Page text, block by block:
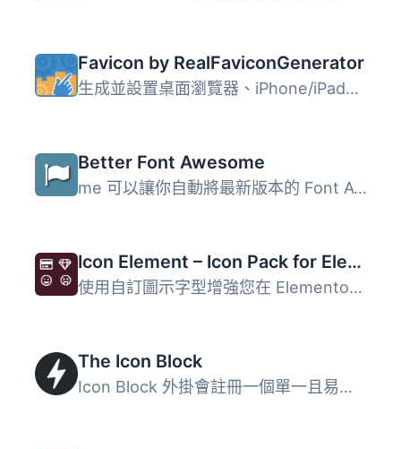
Favicon by RealFaviconGenerator
生成並設置桌面瀏覽器、iPhone/iPad、Android 設備、Windows ...
Better Font Awesome
me 可以讓你自動將最新版本的 Font Awesome 及其相應的 CSS、...
Icon Element – Icon Pack for Elementor Page Builder (6718 icons)
使用自訂圖示字型增強您在 Elementor 頁面建構中的體驗。 18 ...
The Icon Block
Icon Block 外掛會註冊一個單一且易於使用的區塊，讓您可以在...